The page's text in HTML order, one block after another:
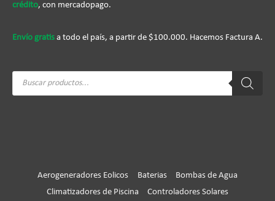
crédito, con mercadopago.
Envío gratis a todo el país, a partir de $100.000. Hacemos Factura A.
Búsqueda
Aerogeneradores Eolicos Baterias
Bombas de Agua
Climatizadores de Piscina
Controladores Solares